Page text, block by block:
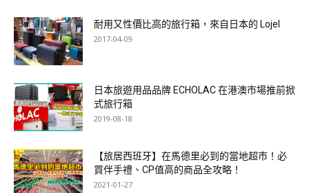
耐用又性價比高的旅行箱，來自日本的 Lojel
2017-04-09
日本旅遊用品品牌 ECHOLAC 在港澳市場推前掀
式旅行箱
2019-08-18
【旅居西班牙】在馬德里必到的當地超市！必
買伴手禮、CP值高的商品全攻略！
2021-01-27